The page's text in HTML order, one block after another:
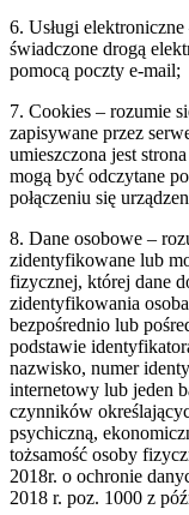
6. Usługi
świadczone drogą
pomocą poczty e-mail;
7. Cookies – rozumie
zapisywane przez
umieszczona jest
mogą być odczytane
połączeniu się
8. Dane osobowe –
zidentyfikowane lub
fizycznej, której dane
zidentyfikowania
bezpośrednio lub
podstawie
nazwisko, numer
internetowy lub jeden
czynników
psychiczną,
tożsamość osoby
2018r. o ochronie
2018 r. poz. 1000 z